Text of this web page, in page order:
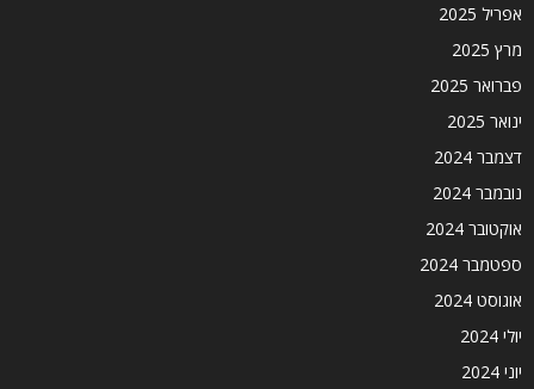
אפריל 2025
מרץ 2025
פברואר 2025
ינואר 2025
דצמבר 2024
נובמבר 2024
אוקטובר 2024
ספטמבר 2024
אוגוסט 2024
יולי 2024
יוני 2024